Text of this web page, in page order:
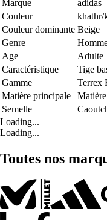
Marque
adidas
Couleur
khathr/
Couleur dominante Beige
Genre
Age
Adulte
Caractéristique
Tige
Gamme
Terrex
Matière principale
Semelle
Loading...
Loading...
Toutes nos